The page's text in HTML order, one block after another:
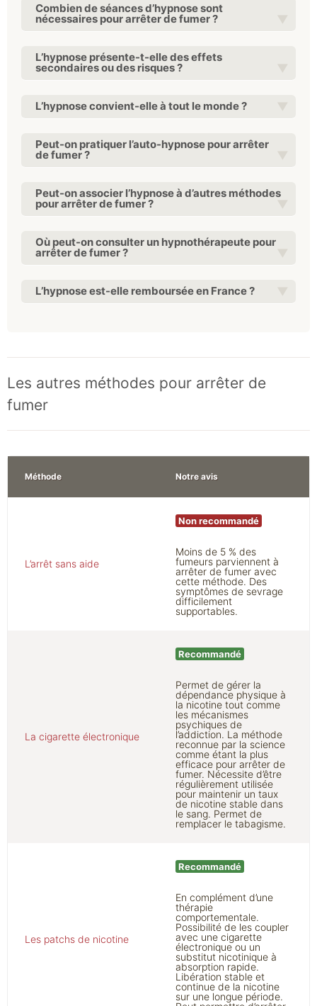
Combien de séances d’hypnose sont
nécessaires pour arrêter de fumer ?
L’hypnose présente-t-elle des effets
secondaires ou des risques ?
L’hypnose convient-elle à tout le monde ?
Peut-on pratiquer l’auto-hypnose pour arrêter
de fumer ?
Peut-on associer l’hypnose à d’autres méthodes
pour arrêter de fumer ?
Où peut-on consulter un hypnothérapeute pour
arrêter de fumer ?
L’hypnose est-elle remboursée en France ?
Les autres méthodes pour arrêter de
fumer
Méthode Notre avis
L’arrêt sans aide
Non recommandé
Moins de 5 % des
fumeurs parviennent à
arrêter de fumer avec
cette méthode. Des
symptômes de sevrage
difficilement
supportables.
La cigarette électronique
Recommandé
Permet de gérer la
dépendance physique à
la nicotine tout comme
les mécanismes
psychiques de
l’addiction. La méthode
reconnue par la science
comme étant la plus
efficace pour arrêter de
fumer. Nécessite d’être
régulièrement utilisée
pour maintenir un taux
de nicotine stable dans
le sang. Permet de
remplacer le tabagisme.
Les patchs de nicotine
Recommandé
En complément d’une
thérapie
comportementale.
Possibilité de les coupler
avec une cigarette
électronique ou un
substitut nicotinique à
absorption rapide.
Libération stable et
continue de la nicotine
sur une longue période.